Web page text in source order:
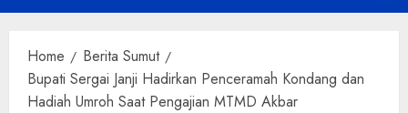
Menu
Home
Berita Sumut
Bupati Sergai Janji Hadirkan Penceramah Kondang dan
Hadiah Umroh Saat Pengajian MTMD Akbar